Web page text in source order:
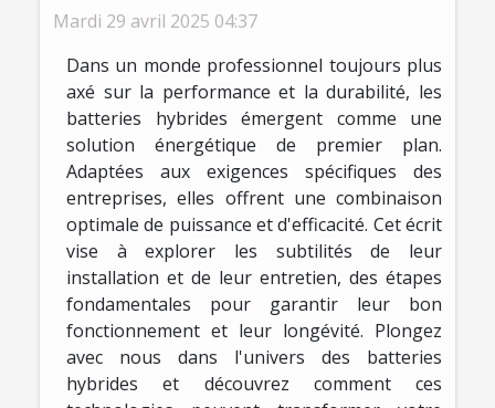
Mardi 29 avril 2025 04:37
Dans un monde professionnel toujours plus
axé sur la performance et la durabilité, les
batteries hybrides émergent comme une
solution énergétique de premier plan.
Adaptées aux exigences spécifiques des
entreprises, elles offrent une combinaison
optimale de puissance et d'efficacité. Cet écrit
vise à explorer les subtilités de leur
installation et de leur entretien, des étapes
fondamentales pour garantir leur bon
fonctionnement et leur longévité. Plongez
avec nous dans l'univers des batteries
hybrides et découvrez comment ces